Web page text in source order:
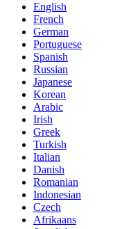
English
French
German
Portuguese
Spanish
Russian
Japanese
Korean
Arabic
Irish
Greek
Turkish
Italian
Danish
Romanian
Indonesian
Czech
Afrikaans